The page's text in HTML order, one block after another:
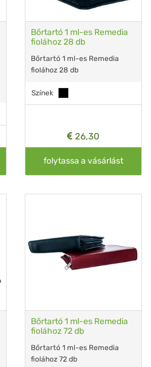
Bőrtartó 1 ml-es Remedia
fiolához 28 db
Bőrtartó 1 ml-es Remedia
fiolához 28 db
Színek
26,30
folytassa a vásárlást
Bőrtartó 1 ml-es Remedia
fiolához 72 db
Bőrtartó 1 ml-es Remedia
fiolához 72 db